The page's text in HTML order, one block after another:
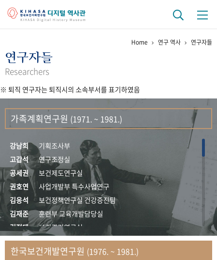
걸어온 길 기관 변천사
연구 역사
정책과 연구 키워드로 보는 연구 역사
연구자들
간행물 변천사
기록물 아카이브
사진 아카이브 문서 기록물 행정박물 영상 기록물
50+1주년 기념
성과 50선 숫자로 보는 50년
세계와 함께 한 KIHASA
Home 연구 역사 연구자들
연구자들
Researchers
※ 퇴직 연구자는 퇴직시의 소속부서를 표기하였음
가족계획연구원 (1971. ~ 1981.)
강남희
기획조사부
고갑석
연구조정실
공세권
보건제도연구실
권호연
사업개발부 특수사업연구
김응석
보건정책연구실 건강증진팀
김재준
훈련부 교육개발담당실
김정태
보건관리연구실
김지자
연구부 사회개발담당실
김태룡
조사평가부 연구과
한국보건개발연구원 (1976. ~ 1981.)